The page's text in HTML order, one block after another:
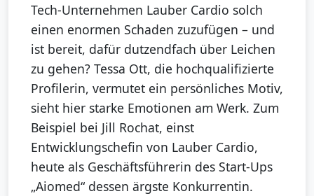
Tech-Unternehmen Lauber Cardio solch
einen enormen Schaden zuzufügen – und
ist bereit, dafür dutzendfach über Leichen
zu gehen? Tessa Ott, die hochqualifizierte
Profilerin, vermutet ein persönliches Motiv,
sieht hier starke Emotionen am Werk. Zum
Beispiel bei Jill Rochat, einst
Entwicklungschefin von Lauber Cardio,
heute als Geschäftsführerin des Start-Ups
„Aiomed“ dessen ärgste Konkurrentin.